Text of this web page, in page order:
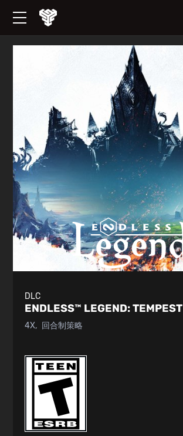
DLC
ENDLESS™ LEGEND:TEMPEST
4X 回合制策略